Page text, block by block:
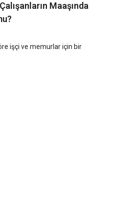
Maaşında
işçi ve memurlar için bir